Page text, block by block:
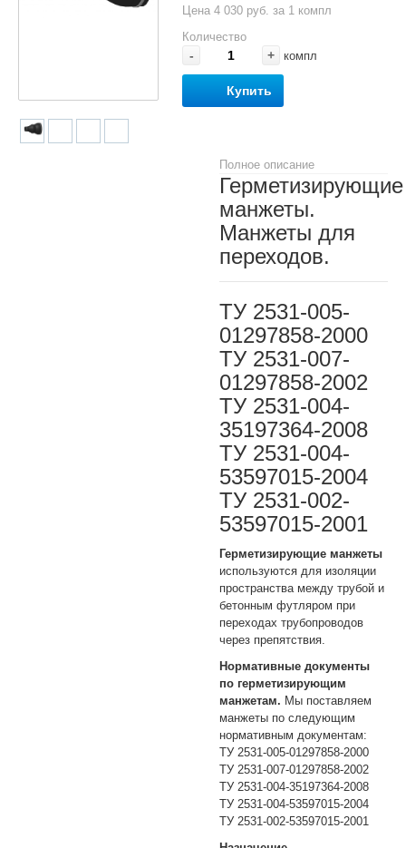
Цена 4 030 руб. за 1 компл
Количество
- + компл
Купить
Полное описание
Герметизирующие
манжеты.
Манжеты для
переходов.
ТУ 2531-005-
01297858-2000
ТУ 2531-007-
01297858-2002
ТУ 2531-004-
35197364-2008
ТУ 2531-004-
53597015-2004
ТУ 2531-002-
53597015-2001
Герметизирующие манжеты
используются для изоляции
пространства между трубой и
бетонным футляром при
переходах трубопроводов
через препятствия.
Нормативные документы
по герметизирующим
манжетам. Мы поставляем
манжеты по следующим
нормативным документам:
ТУ 2531-005-01297858-2000
ТУ 2531-007-01297858-2002
ТУ 2531-004-35197364-2008
ТУ 2531-004-53597015-2004
ТУ 2531-002-53597015-2001